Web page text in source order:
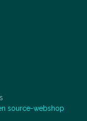
source-webshop